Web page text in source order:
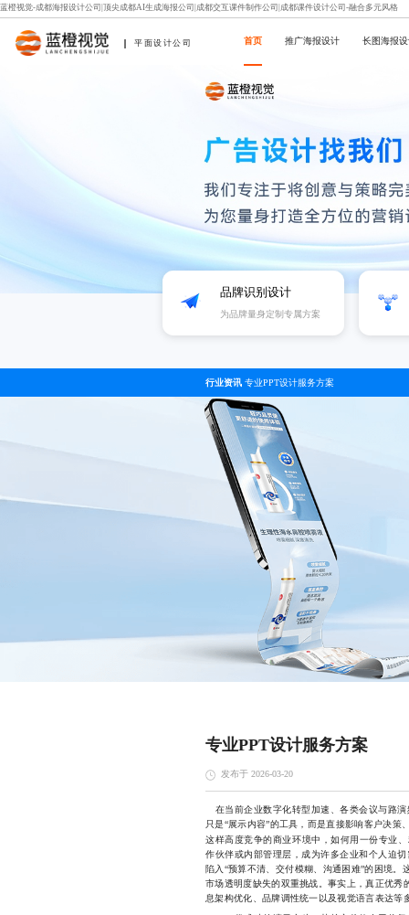
蓝橙视觉-成都海报设计公司|顶尖成都AI生成海报公司|成都交互课件制作公司|成都课件设计公司-融合多元风格
平面设计公司 首页 推广海报设计 长图海报
品牌识别设计
为品牌量身定制专属方案
行业资讯 专业PPT设计服务方案
专业PPT设计服务方案
发布于 2026-03-20
在当前企业数字化转型加速、各类会议与路
只是“展示内容”的工具，而是直接影响客户决
这样高度竞争的商业环境中，如何用一份专业
作伙伴或内部管理层，成为许多企业和个人迫
陷入“预算不清、交付模糊、沟通困难”的困境
市场透明度缺失的双重挑战。事实上，真正优秀
息架构优化、品牌调性统一以及视觉语言表达